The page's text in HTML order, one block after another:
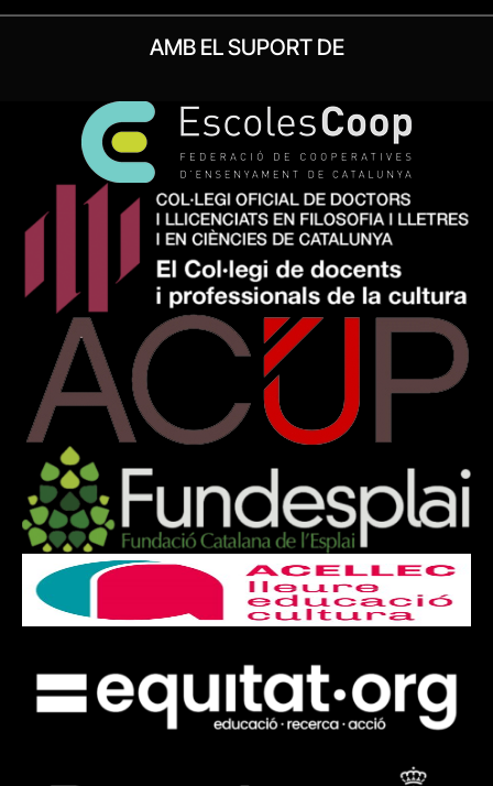
AMB EL SUPORT DE